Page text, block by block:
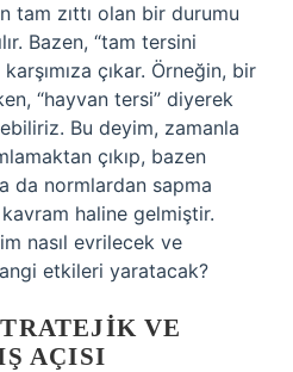
tam zıttı olan bir durumu
Bazen, “tam tersini
çıkar. Örneğin, bir
“hayvan tersi” diyerek
Bu deyim, zamanla
çıkıp, bazen
da normlardan sapma
haline gelmiştir.
nasıl evrilecek ve
etkileri yaratacak?
VE
AÇISI